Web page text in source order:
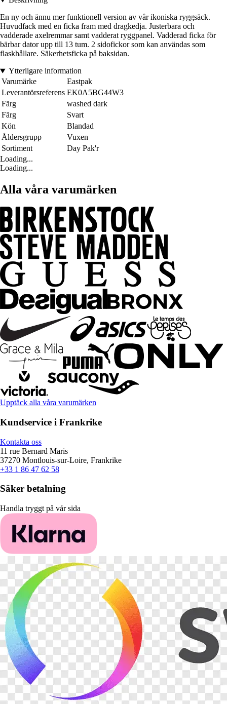
En ny och ännu mer funktionell version av vår ikoniska ryggsäck.
Huvudfack med en ficka fram med dragkedja. Justerbara och
vadderade axelremmar samt vadderat ryggpanel. Vadderad ficka för
bärbar dator upp till 13 tum. 2 sidofickor som kan användas som
flaskhållare. Säkerhetsficka på baksidan.
Ytterligare information
Varumärke
Eastpak
Leverantörsreferens EK0A5BG44W3
Färg
washed dark
Färg
Svart
Kön
Blandad
Åldersgrupp
Vuxen
Sortiment
Day Pak'r
Loading...
Loading...
Alla våra varumärken
Upptäck alla våra varumärken
Kundservice i Frankrike
Kontakta oss
11 rue Bernard Maris
37270 Montlouis-sur-Loire, Frankrike
+33 1 86 47 62 58
Säker betalning
Handla tryggt på vår sida